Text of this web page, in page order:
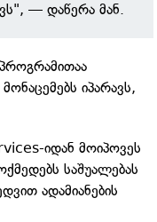
— დაწერა მან.
იპარავს,
იდან მოიპოვეს
საშუალებას
ადამიანების